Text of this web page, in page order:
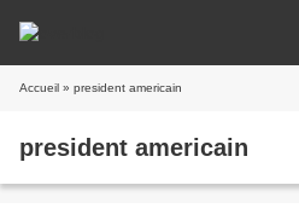
Accueil » president americain
president americain